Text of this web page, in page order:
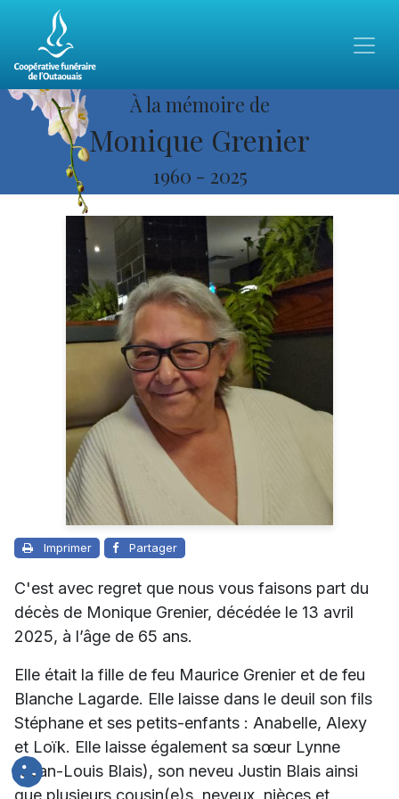
À la mémoire de
Monique Grenier
1960 - 2025
Imprimer Partager
C'est avec regret que nous vous faisons part du
décès de Monique Grenier, décédée le 13 avril
2025, à l’âge de 65 ans.
Elle était la fille de feu Maurice Grenier et de feu
Blanche Lagarde. Elle laisse dans le deuil son fils
Stéphane et ses petits-enfants : Anabelle, Alexy
et Loïk. Elle laisse également sa sœur Lynne
(Jean-Louis Blais), son neveu Justin Blais ainsi
que plusieurs cousin(e)s, neveux, nièces et